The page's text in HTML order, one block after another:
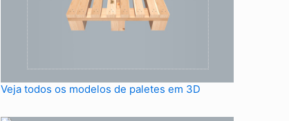
Veja todos os modelos de paletes em 3D